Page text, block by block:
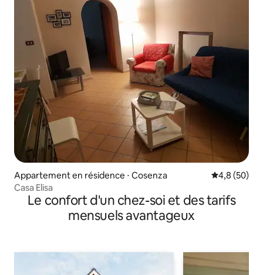
Appartement en résidence ⋅ Cosenza Évaluation
4,8 (50)
Casa Elisa
Le confort d'un chez-soi et des tarifs
mensuels avantageux